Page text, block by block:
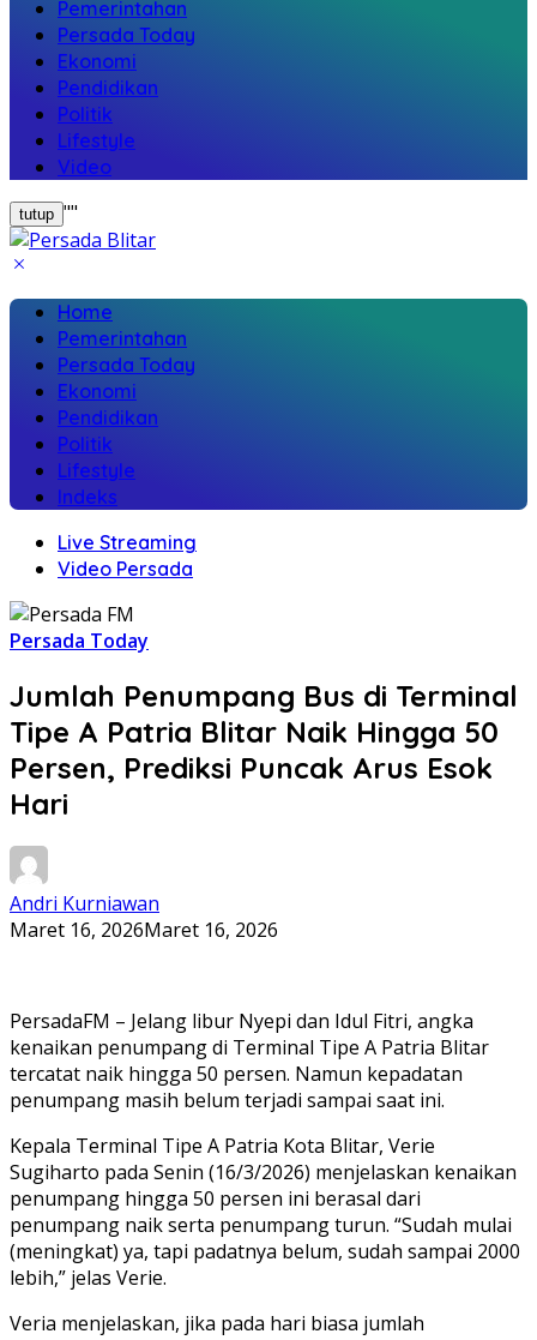
Pemerintahan
Persada Today
Ekonomi
Pendidikan
Politik
Lifestyle
Video
tutup ""
Home
Pemerintahan
Persada Today
Ekonomi
Pendidikan
Politik
Lifestyle
Indeks
Live Streaming
Video Persada
Persada Today
Jumlah Penumpang Bus di Terminal
Tipe A Patria Blitar Naik Hingga 50
Persen, Prediksi Puncak Arus Esok
Hari
Andri Kurniawan
Maret 16, 2026Maret 16, 2026
PersadaFM – Jelang libur Nyepi dan Idul Fitri, angka
kenaikan penumpang di Terminal Tipe A Patria Blitar
tercatat naik hingga 50 persen. Namun kepadatan
penumpang masih belum terjadi sampai saat ini.
Kepala Terminal Tipe A Patria Kota Blitar, Verie
Sugiharto pada Senin (16/3/2026) menjelaskan kenaikan
penumpang hingga 50 persen ini berasal dari
penumpang naik serta penumpang turun. “Sudah mulai
(meningkat) ya, tapi padatnya belum, sudah sampai 2000
lebih,” jelas Verie.
Veria menjelaskan, jika pada hari biasa jumlah